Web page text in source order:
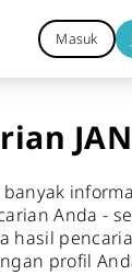
Masuk
banyak
Anda -
hasil
profil